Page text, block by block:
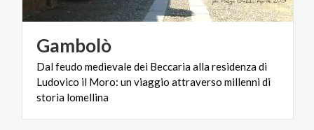
Gambolò
Dal feudo medievale dei Beccaria alla residenza di
Ludovico il Moro: un viaggio attraverso millenni di
storia lomellina